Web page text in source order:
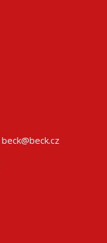
beck@beck.cz